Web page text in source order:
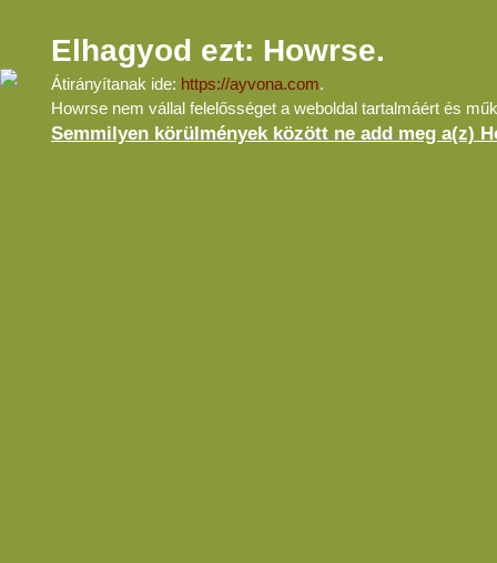
Elhagyod ezt: Howrse.
Átirányítanak ide: https://ayvona.com.
Howrse nem vállal felelősséget a weboldal tartalmáért és
Semmilyen körülmények között ne add meg a(z)